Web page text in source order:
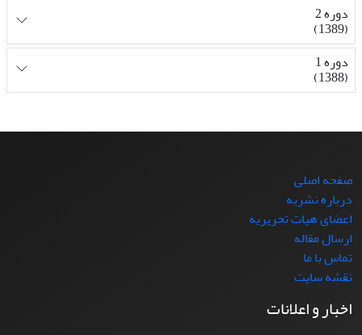
دوره 2
(1389)
دوره 1
(1388)
صفحه اصلی
درباره نشریه
اعضای هیات تحریریه
ارسال مقاله
تماس با ما
نقشه سایت
اخبار و اعلانات